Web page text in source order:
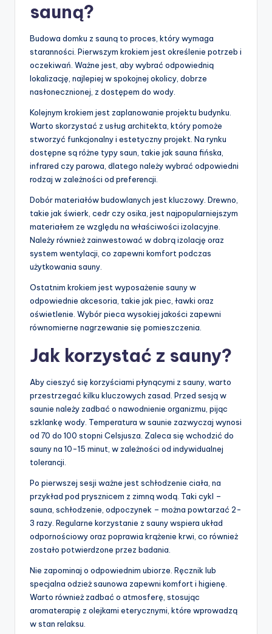
sauną?
Budowa domku z sauną to proces, który wymaga
staranności. Pierwszym krokiem jest określenie potrzeb i
oczekiwań. Ważne jest, aby wybrać odpowiednią
lokalizację, najlepiej w spokojnej okolicy, dobrze
nasłonecznionej, z dostępem do wody.
Kolejnym krokiem jest zaplanowanie projektu budynku.
Warto skorzystać z usług architekta, który pomoże
stworzyć funkcjonalny i estetyczny projekt. Na rynku
dostępne są różne typy saun, takie jak sauna fińska,
infrared czy parowa, dlatego należy wybrać odpowiedni
rodzaj w zależności od preferencji.
Dobór materiałów budowlanych jest kluczowy. Drewno,
takie jak świerk, cedr czy osika, jest najpopularniejszym
materiałem ze względu na właściwości izolacyjne.
Należy również zainwestować w dobrą izolację oraz
system wentylacji, co zapewni komfort podczas
użytkowania sauny.
Ostatnim krokiem jest wyposażenie sauny w
odpowiednie akcesoria, takie jak piec, ławki oraz
oświetlenie. Wybór pieca wysokiej jakości zapewni
równomierne nagrzewanie się pomieszczenia.
Jak korzystać z sauny?
Aby cieszyć się korzyściami płynącymi z sauny, warto
przestrzegać kilku kluczowych zasad. Przed sesją w
saunie należy zadbać o nawodnienie organizmu, pijąc
szklankę wody. Temperatura w saunie zazwyczaj wynosi
od 70 do 100 stopni Celsjusza. Zaleca się wchodzić do
sauny na 10-15 minut, w zależności od indywidualnej
tolerancji.
Po pierwszej sesji ważne jest schłodzenie ciała, na
przykład pod prysznicem z zimną wodą. Taki cykl –
sauna, schłodzenie, odpoczynek – można powtarzać 2-
3 razy. Regularne korzystanie z sauny wspiera układ
odpornościowy oraz poprawia krążenie krwi, co również
zostało potwierdzone przez badania.
Nie zapominaj o odpowiednim ubiorze. Ręcznik lub
specjalna odzież saunowa zapewni komfort i higienę.
Warto również zadbać o atmosferę, stosując
aromaterapię z olejkami eterycznymi, które wprowadzą
w stan relaksu.